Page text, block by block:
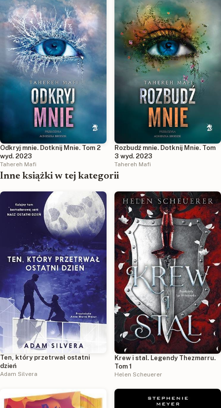
Odkryj mnie. Dotknij Mnie. Tom 2
wyd. 2023
Tahereh Mafi
Rozbudź mnie. Dotknij Mnie. Tom
3 wyd. 2023
Tahereh Mafi
Inne książki w tej kategorii
Ten, który przetrwał ostatni
dzień
Adam Silvera
Krew i stal. Legendy Thezmarru.
Tom 1
Helen Scheuerer